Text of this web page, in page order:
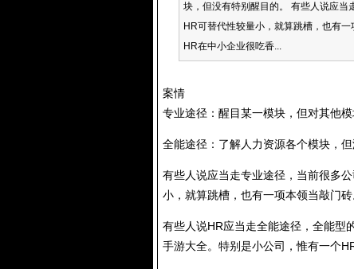
块，但没有特别醒目的。 有些人说应当
HR可替代性较量小，就算跳槽，也有
HR在中小企业很吃香...
案情
专业途径：醒目某一模块，但对其他模
全能途径：了解人力资源各个模块，但
有些人说应当走专业途径，当前很多
小，就算跳槽，也有一项本领当敲门砖
有些人说HR应当走全能途径，全能型
手游大全。特别是小公司，惟有一个